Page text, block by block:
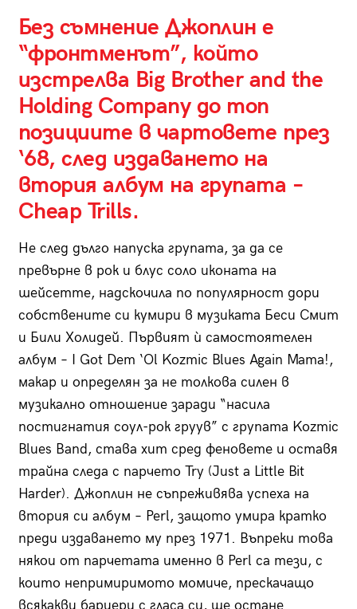
Без съмнение Джоплин е
“фронтменът”, който
изстрелва Big Brother and the
Holding Company до топ
позициите в чартовете през
‘68, след издаването на
втория албум на групата –
Cheap Trills.
Не след дълго напуска групата, за да се
превърне в рок и блус соло иконата на
шейсетте, надскочила по популярност дори
собствените си кумири в музиката Беси Смит
и Били Холидей. Първият ѝ самостоятелен
албум – I Got Dem ‘Ol Kozmic Blues Again Mama!,
макар и определян за не толкова силен в
музикално отношение заради “насила
постигнатия соул-рок груув” с групата Kozmic
Blues Band, става хит сред феновете и оставя
трайна следа с парчето Try (Just a Little Bit
Harder). Джоплин не съпреживява успеха на
втория си албум – Perl, защото умира кратко
преди издаването му през 1971. Въпреки това
някои от парчетата именно в Perl са тези, с
които непримиримото момиче, прескачащо
всякакви бариери с гласа си, ще остане